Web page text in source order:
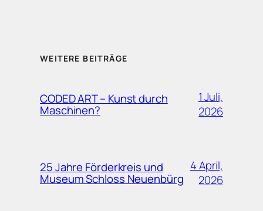
WEITERE BEITRÄGE
CODED ART – Kunst durch
Maschinen?
1 Juli,
2026
25 Jahre Förderkreis und
Museum Schloss Neuenbürg
4 April,
2026